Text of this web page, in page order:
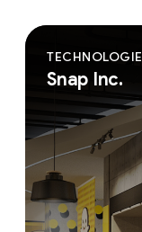
TECHNOLOGIE
Snap Inc.